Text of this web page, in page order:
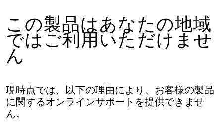
この製品はあなたの地域
ではご利用いただけませ
ん
現時点では、以下の理由により、お客様の製品
に関するオンラインサポートを提供できませ
ん。